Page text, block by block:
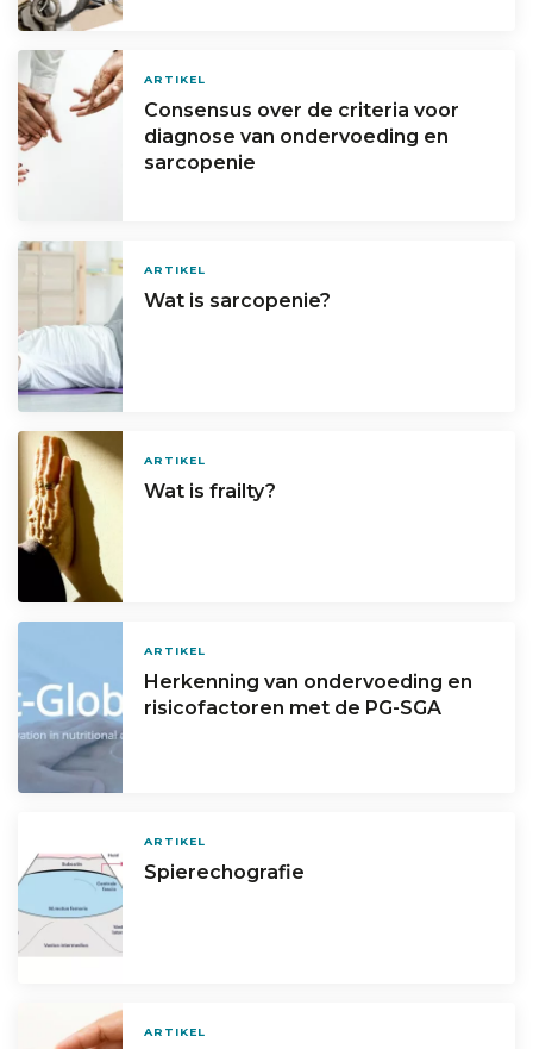
ARTIKEL
Consensus over de criteria voor
diagnose van ondervoeding en
sarcopenie
ARTIKEL
Wat is sarcopenie?
ARTIKEL
Wat is frailty?
ARTIKEL
Herkenning van ondervoeding en
risicofactoren met de PG-SGA
ARTIKEL
Spierechografie
ARTIKEL